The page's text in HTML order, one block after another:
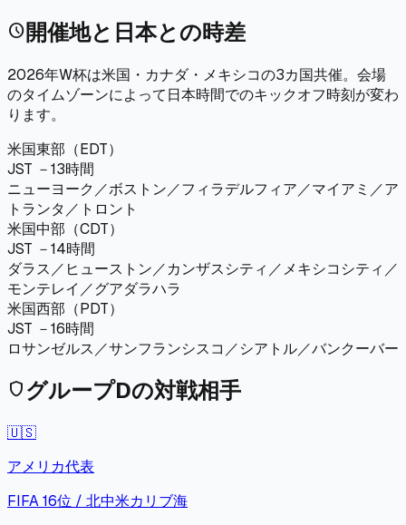
schedule開催地と日本との時差
2026年W杯は米国・カナダ・メキシコの3カ国共催。会場
のタイムゾーンによって日本時間でのキックオフ時刻が変わ
ります。
米国東部（EDT）
JST －13時間
ニューヨーク／ボストン／フィラデルフィア／マイアミ／ア
トランタ／トロント
米国中部（CDT）
JST －14時間
ダラス／ヒューストン／カンザスシティ／メキシコシティ／
モンテレイ／グアダラハラ
米国西部（PDT）
JST －16時間
ロサンゼルス／サンフランシスコ／シアトル／バンクーバー
shield グループDの対戦相手
🇺🇸
アメリカ代表
FIFA16位 / 北中米カリブ海